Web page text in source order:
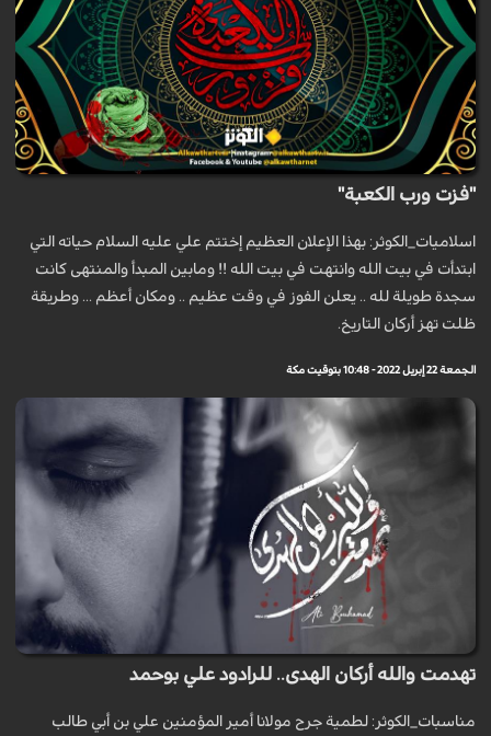
"فزت ورب الكعبة"
اسلاميات_الكوثر: بهذا الإعلان العظيم إختتم علي عليه السلام حياته التي
ابتدأت في بيت الله وانتهت في بيت الله !! ومابين المبدأ والمنتهى كانت
سجدة طويلة لله .. يعلن الفوز في وقت عظيم .. ومكان أعظم ... وطريقة
ظلت تهز أركان التاريخ.
الجمعة 22 إبريل 2022 - 10:48 بتوقيت مكة
تهدمت والله أركان الهدى.. للرادود علي بوحمد
مناسبات_الكوثر: لطمية جرح مولانا أمير المؤمنين علي بن أبي طالب